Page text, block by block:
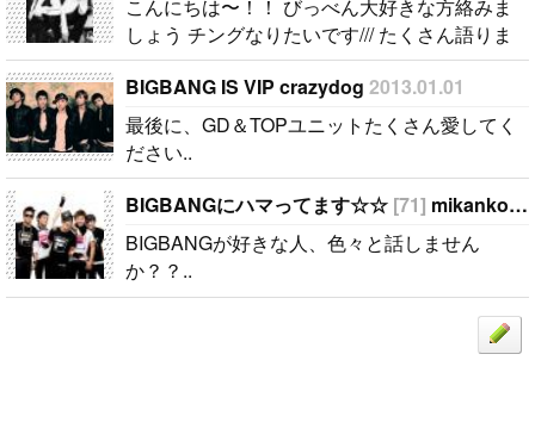
こんにちは〜！！ びっべん大好きな方絡みま
しょう チングなりたいです/// たくさん語りま
しょう♪ 私はびっべん全員が好きです 誰とか
選べないです^^ 独占欲はありません！！..
BIGBANG IS VIP crazydog 2013.01.01
最後に、GD＆TOPユニットたくさん愛してく
ださい..
BIGBANGにハマってます☆☆ [71] mikanko
BIGBANGが好きな人、色々と話しません
か？？..